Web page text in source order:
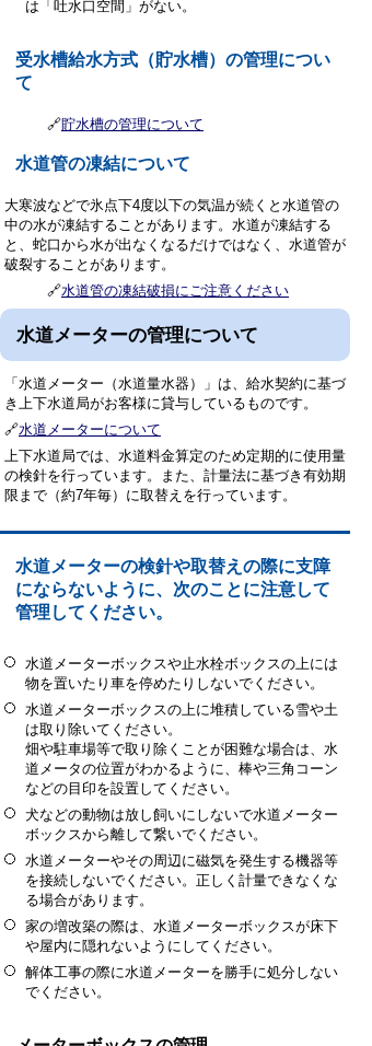
は「吐水口空間」がない。
受水槽給水方式（貯水槽）の管理につい
て
🔗貯水槽の管理について
水道管の凍結について
大寒波などで氷点下4度以下の気温が続くと水道管の
中の水が凍結することがあります。水道が凍結する
と、蛇口から水が出なくなるだけではなく、水道管が
破裂することがあります。
🔗水道管の凍結破損にご注意ください
水道メーターの管理について
「水道メーター（水道量水器）」は、給水契約に基づ
き上下水道局がお客様に貸与しているものです。
🔗水道メーターについて
上下水道局では、水道料金算定のため定期的に使用量
の検針を行っています。また、計量法に基づき有効期
限まで（約7年毎）に取替えを行っています。
水道メーターの検針や取替えの際に支障
にならないように、次のことに注意して
管理してください。
水道メーターボックスや止水栓ボックスの上には
物を置いたり車を停めたりしないでください。
水道メーターボックスの上に堆積している雪や土
は取り除いてください。
畑や駐車場等で取り除くことが困難な場合は、水
道メータの位置がわかるように、棒や三角コーン
などの目印を設置してください。
犬などの動物は放し飼いにしないで水道メーター
ボックスから離して繋いでください。
水道メーターやその周辺に磁気を発生する機器等
を接続しないでください。正しく計量できなくな
る場合があります。
家の増改築の際は、水道メーターボックスが床下
や屋内に隠れないようにしてください。
解体工事の際に水道メーターを勝手に処分しない
でください。